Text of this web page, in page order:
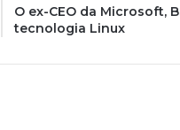
O ex-CEO da Microsoft,
tecnologia Linux